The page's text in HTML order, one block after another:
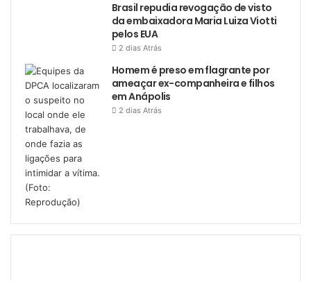
Brasil repudia revogação de visto
da embaixadora Maria Luiza Viotti
pelos EUA
2 dias Atrás
Homem é preso em flagrante por
ameaçar ex-companheira e filhos
em Anápolis
2 dias Atrás